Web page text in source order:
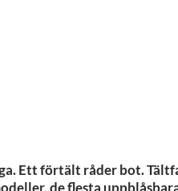
Ett förtält råder bot.
de flesta